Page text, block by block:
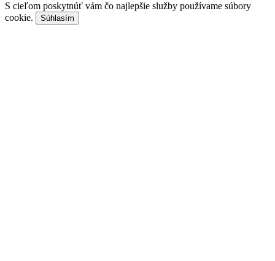
S cieľom poskytnúť vám čo najlepšie služby používame súbory
cookie.
Súhlasím